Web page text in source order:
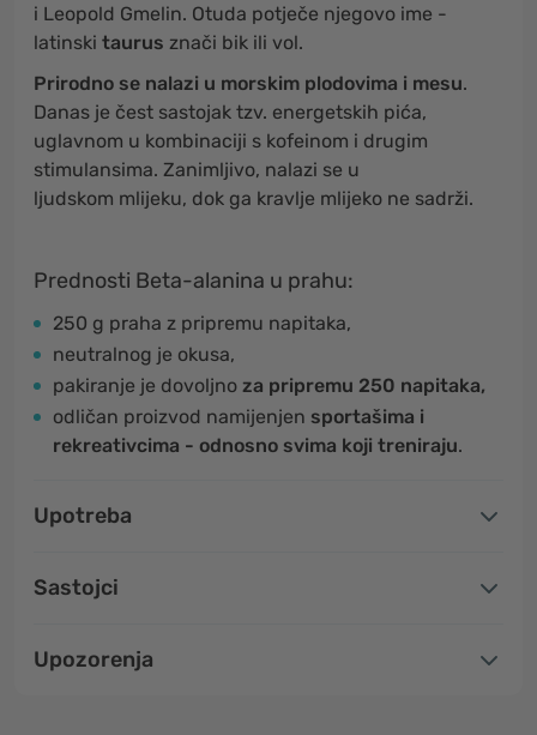
i Leopold Gmelin. Otuda potječe njegovo ime -
latinski taurus znači bik ili vol.
Prirodno se nalazi u morskim plodovima i mesu.
Danas je čest sastojak tzv. energetskih pića,
uglavnom u kombinaciji s kofeinom i drugim
stimulansima. Zanimljivo, nalazi se u
ljudskom mlijeku, dok ga kravlje mlijeko ne sadrži.
Prednosti Beta-alanina u prahu:
250 g praha z pripremu napitaka,
neutralnog je okusa,
pakiranje je dovoljno za pripremu 250 napitaka,
odličan proizvod namijenjen sportašima i
rekreativcima - odnosno svima koji treniraju.
Upotreba
Sastojci
Upozorenja